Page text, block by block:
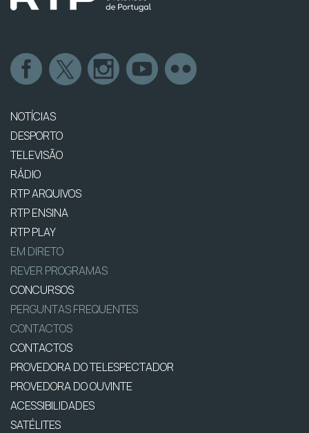
NOTÍCIAS
DESPORTO
TELEVISÃO
RÁDIO
RTP ARQUIVOS
RTP ENSINA
RTP PLAY
EM DIRETO
REVER PROGRAMAS
CONCURSOS
PERGUNTAS FREQUENTES
CONTACTOS
CONTACTOS
PROVEDORA DO TELESPECTADOR
PROVEDORA DO OUVINTE
ACESSIBILIDADES
SATÉLITES